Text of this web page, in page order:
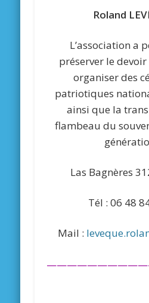
Roland
L’association a
préserver le
organiser des
patriotiques
ainsi que la
flambeau du
Las Bagnères
Tél : 06 48
Mail :